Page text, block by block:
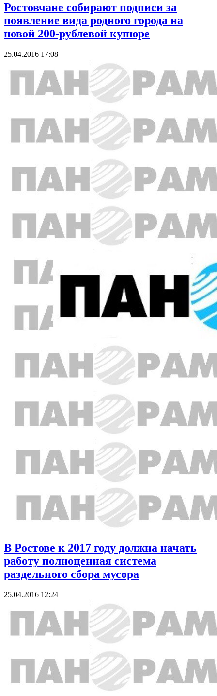
Ростовчане собирают подписи за
появление вида родного города на
новой 200-рублевой купюре
25.04.2016 17:08
В Ростове к 2017 году должна начать
работу полноценная система
раздельного сбора мусора
25.04.2016 12:24